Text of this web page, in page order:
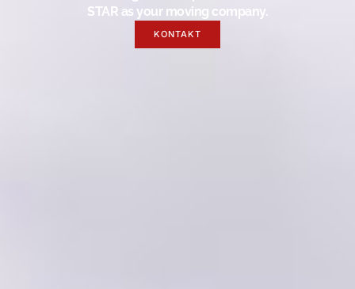
STAR as your moving company.
KONTAKT